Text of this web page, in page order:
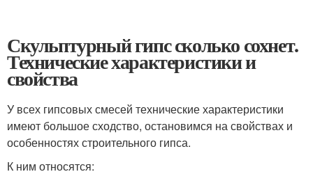
Скульптурный гипс сколько сохнет.
Технические характеристики и
свойства
У всех гипсовых смесей технические характеристики
имеют большое сходство, остановимся на свойствах и
особенностях строительного гипса.
К ним относятся: